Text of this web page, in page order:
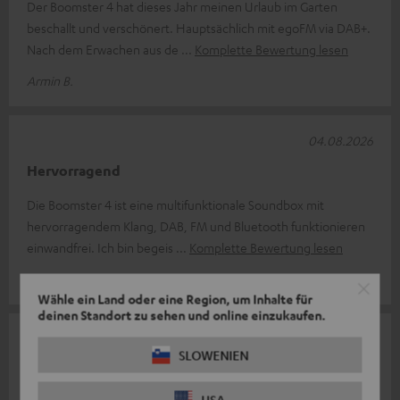
Wähle ein Land oder eine Region, um Inhalte für
deinen Standort zu sehen und online einzukaufen.
SLOWENIEN
Der Boomster 4 hat dieses Jahr meinen Urlaub im Garten
beschallt und verschönert. Hauptsächlich mit egoFM via DAB+.
Nach dem Erwachen aus de
Komplette Bewertung lesen
Armin B.
Hervorragend
Die Boomster 4 ist eine multifunktionale Soundbox mit
hervorragendem Klang, DAB, FM und Bluetooth funktionieren
einwandfrei. Ich bin begeis
Komplette Bewertung lesen
Thomas F.
04.08.2026